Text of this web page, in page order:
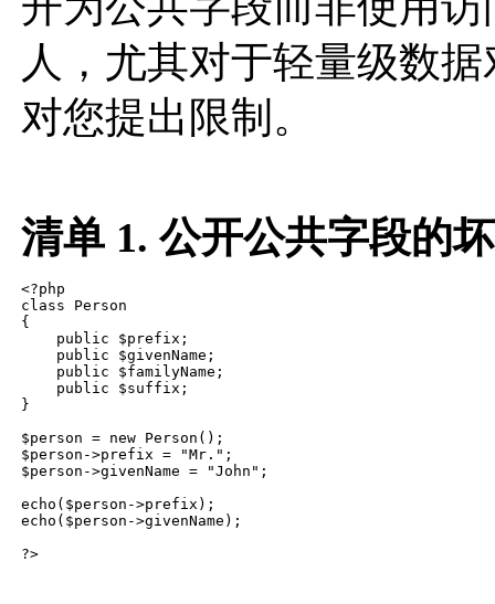
人，尤其对于轻量级数
对您提出限制。
清单 1. 公开公共字段的
<?php
class Person
{
    public $prefix;
    public $givenName;
    public $familyName;
    public $suffix;
}
$person = new Person();
$person->prefix = "Mr.";
$person->givenName = "John";
echo($person->prefix);
echo($person->givenName);